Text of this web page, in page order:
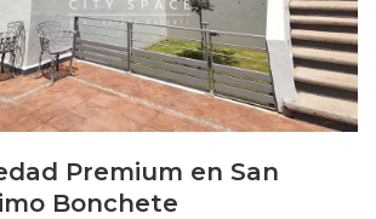
Premium en San
Bonchete